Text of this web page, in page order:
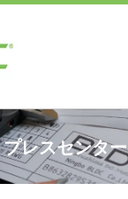
プレスセンター